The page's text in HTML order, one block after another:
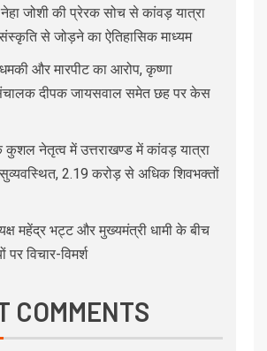
जोशी की प्रेरक सोच से कांवड़ यात्रा
से जोड़ने का ऐतिहासिक माध्यम
और मारपीट का आरोप, कृष्णा
दीपक जायसवाल समेत छह पर केस
कुशल नेतृत्व में उत्तराखण्ड में कांवड़ यात्रा
2.19 करोड़ से अधिक शिवभक्तों
महेंद्र भट्ट और मुख्यमंत्री धामी के बीच
विचार-विमर्श
COMMENTS